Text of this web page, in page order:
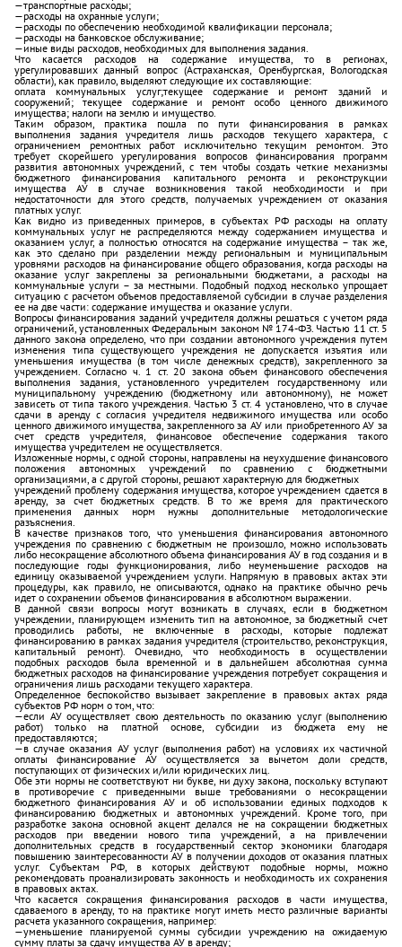
—транспортные расходы;
—расходы на охранные услуги;
—расходы по обеспечению необходимой квалификации персонала;
—расходы на банковское обслуживание;
—иные виды расходов, необходимых для выполнения задания.
Что касается расходов на содержание имущества, то в регионах,
урегулировавших данный вопрос (Астраханская, Оренбургская, Вологодская
области), как правило, выделяют следующие их составляющие:
оплата коммунальных услуг;текущее содержание и ремонт зданий и
сооружений; текущее содержание и ремонт особо ценного движимого
имущества; налоги на землю и имущество.
Таким образом, практика пошла по пути финансирования в рамках
выполнения задания учредителя лишь расходов текущего характера, с
ограничением ремонтных работ исключительно текущим ремонтом. Это
требует скорейшего урегулирования вопросов финансирования программ
развития автономных учреждений, с тем чтобы создать четкие механизмы
бюджетного финансирования капитального ремонта и реконструкции
имущества АУ в случае возникновения такой необходимости и при
недостаточности для этого средств, получаемых учреждением от оказания
платных услуг.
Как видно из приведенных примеров, в субъектах РФ расходы на оплату
коммунальных услуг не распределяются между содержанием имущества и
оказанием услуг, а полностью относятся на содержание имущества – так же,
как это сделано при разделении между региональным и муниципальным
уровнями расходов на финансирование общего образования, когда расходы на
оказание услуг закреплены за региональными бюджетами, а расходы на
коммунальные услуги – за местными. Подобный подход несколько упрощает
ситуацию с расчетом объемов предоставляемой субсидии в случае разделения
ее на две части: содержание имущества и оказание услуги.
Вопросы финансирования заданий учредителя должны решаться с учетом ряда
ограничений, установленных Федеральным законом № 174-ФЗ. Частью 11 ст. 5
данного закона определено, что при создании автономного учреждения путем
изменения типа существующего учреждения не допускается изъятия или
уменьшения имущества (в том числе денежных средств), закрепленного за
учреждением. Согласно ч. 1 ст. 20 закона объем финансового обеспечения
выполнения задания, установленного учредителем государственному или
муниципальному учреждению (бюджетному или автономному), не может
зависеть от типа такого учреждения. Частью 3 ст. 4 установлено, что в случае
сдачи в аренду с согласия учредителя недвижимого имущества или особо
ценного движимого имущества, закрепленного за АУ или приобретенного АУ за
счет средств учредителя, финансовое обеспечение содержания такого
имущества учредителем не осуществляется.
Изложенные нормы, с одной стороны, направлены на неухудшение финансового
положения автономных учреждений по сравнению с бюджетными
организациями, а с другой стороны, решают характерную для бюджетных
учреждений проблему содержания имущества, которое учреждением сдается в
аренду, за счет бюджетных средств. В то же время для практического
применения данных норм нужны дополнительные методологические
разъяснения.
В качестве признаков того, что уменьшения финансирования автономного
учреждения по сравнению с бюджетным не произошло, можно использовать
либо несокращение абсолютного объема финансирования АУ в год создания и в
последующие годы функционирования, либо неуменьшение расходов на
единицу оказываемой учреждением услуги. Напрямую в правовых актах эти
процедуры, как правило, не описываются, однако на практике обычно речь
идет о сохранении объемов финансирования в абсолютном выражении.
В данной связи вопросы могут возникать в случаях, если в бюджетном
учреждении, планирующем изменить тип на автономное, за бюджетный счет
проводились работы, не включенные в расходы, которые подлежат
финансированию в рамках задания учредителя (строительство, реконструкция,
капитальный ремонт). Очевидно, что необходимость в осуществлении
подобных расходов была временной и в дальнейшем абсолютная сумма
бюджетных расходов на финансирование учреждения потребует сокращения и
ограничения лишь расходами текущего характера.
Определенное беспокойство вызывает закрепление в правовых актах ряда
субъектов РФ норм о том, что:
—если АУ осуществляет свою деятельность по оказанию услуг (выполнению
работ) только на платной основе, субсидии из бюджета ему не
предоставляются;
—в случае оказания АУ услуг (выполнения работ) на условиях их частичной
оплаты финансирование АУ осуществляется за вычетом доли средств,
поступающих от физических и/или юридических лиц.
Обе эти нормы не соответствуют ни букве, ни духу закона, поскольку вступают
в противоречие с приведенными выше требованиями о несокращении
бюджетного финансирования АУ и об использовании единых подходов к
финансированию бюджетных и автономных учреждений. Кроме того, при
разработке закона основной акцент делался не на сокращении бюджетных
расходов при введении нового типа учреждений, а на привлечении
дополнительных средств в государственный сектор экономики благодаря
повышению заинтересованности АУ в получении доходов от оказания платных
услуг. Субъектам РФ, в которых действуют подобные нормы, можно
рекомендовать проанализировать законность и необходимость их сохранения
в правовых актах.
Что касается сокращения финансирования расходов в части имущества,
сдаваемого в аренду, то на практике могут иметь место различные варианты
расчета указанного сокращения, например:
—уменьшение планируемой суммы субсидии учреждению на ожидаемую
сумму платы за сдачу имущества АУ в аренду;